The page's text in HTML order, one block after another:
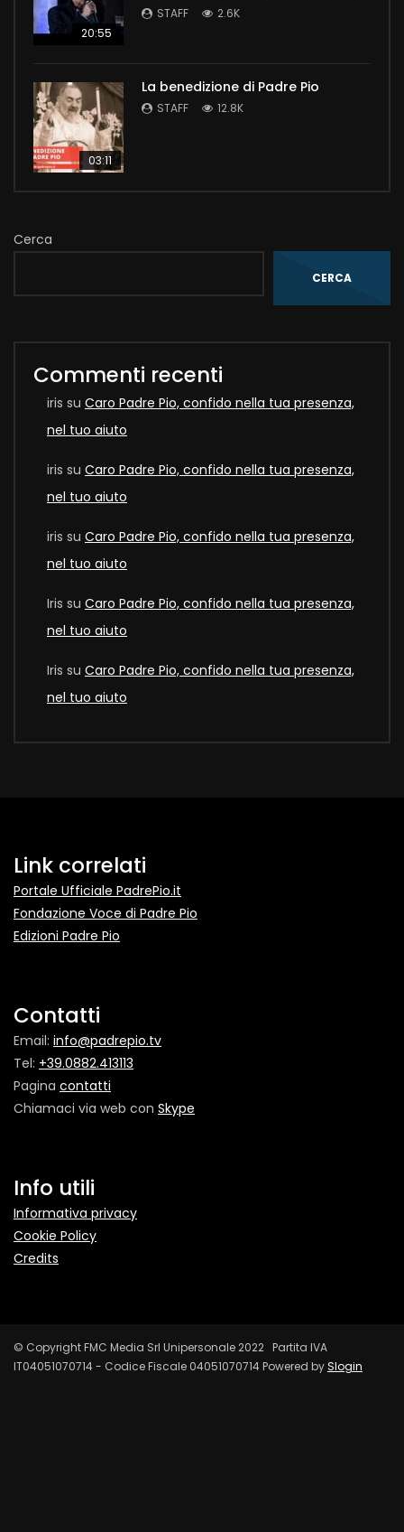
20:55
STAFF 2.6K
03:11
La benedizione di Padre Pio
STAFF 12.8K
Cerca
CERCA
Commenti recenti
iris su Caro Padre Pio, confido nella tua presenza,
nel tuo aiuto
iris su Caro Padre Pio, confido nella tua presenza,
nel tuo aiuto
iris su Caro Padre Pio, confido nella tua presenza,
nel tuo aiuto
Iris su Caro Padre Pio, confido nella tua presenza,
nel tuo aiuto
Iris su Caro Padre Pio, confido nella tua presenza,
nel tuo aiuto
Link correlati
Portale Ufficiale PadrePio.it
Fondazione Voce di Padre Pio
Edizioni Padre Pio
Contatti
Email: info@padrepio.tv
Tel: +39.0882.413113
Pagina contatti
Chiamaci via web con Skype
Info utili
Informativa privacy
Cookie Policy
Credits
© Copyright FMC Media Srl Unipersonale 2022 Partita IVA
IT04051070714 - Codice Fiscale 04051070714 Powered bySlogin